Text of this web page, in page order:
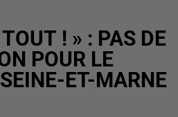
! » : PAS DE
POUR LE
ET-MARNE